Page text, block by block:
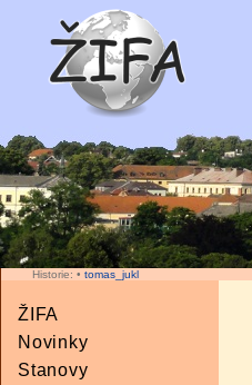
Historie: • tomas_jukl
ŽIFA
Novinky
Stanovy